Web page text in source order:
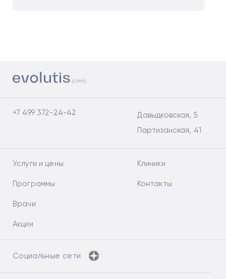
+7 499 372-24-42
Давыдковская, 5
Партизанская, 41
Услуги и цены
Программы
Врачи
Акции
Клиники
Контакты
Социальные сети